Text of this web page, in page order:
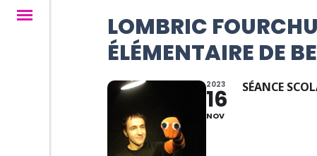
LOMBRIC
ÉLÉMENTAIRE DE
2023
16
NOV
SÉANCE